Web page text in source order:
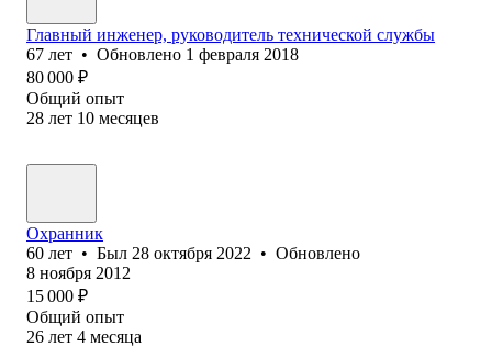
Главный инженер, руководитель технической службы
67 лет • Обновлено 1 февраля 2018
80 000 ₽
Общий опыт
28 лет 10 месяцев
Охранник
60 лет • Был 28 октября 2022 • Обновлено
8 ноября 2012
15 000 ₽
Общий опыт
26 лет 4 месяца